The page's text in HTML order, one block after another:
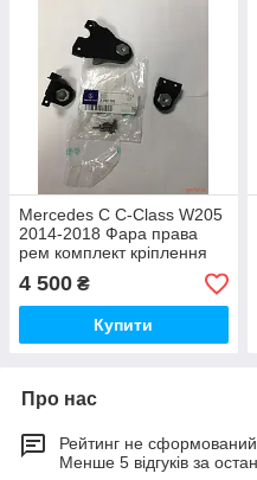
Mercedes C C-Class W205
2014-2018 Фара права
рем комплект кріплення
кронштейн правої фари
Новий Оригінал
4 500 ₴
Купити
Про нас
Рейтинг не сформований
Менше 5 відгуків за